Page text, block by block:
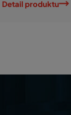
Detail produktu